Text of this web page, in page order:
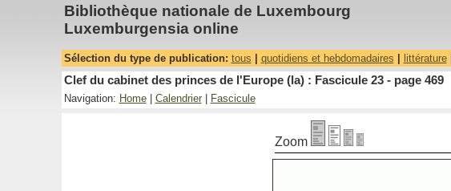
Bibliothèque nationale de Luxembourg
Luxemburgensia online
Sélection du type de publication: tous quotidiens et hebdomadaires littérature|
Clef du cabinet des princes de l'Europe (la) : Fascicule 23 - page 469
Navigation: Home| Calendrier| Fascicule
Zoom